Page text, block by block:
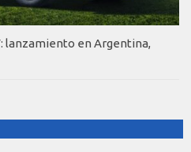
lanzamiento en Argentina,